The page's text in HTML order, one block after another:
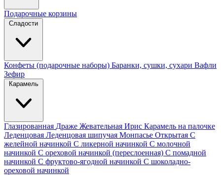
Подарочные корзины
Сладости
Конфеты (подарочные наборы) Баранки, сушки, сухари Вафли
Зефир
Карамель
Глазированная Драже Жевательная Ирис Карамель на палочке
Леденцовая Леденцовая шипучая Монпасье Открытая С
желейной начинкой С ликерной начинкой С молочной
начинкой С ореховой начинкой (переслоенная) С помадной
начинкой С фруктово-ягодной начинкой С шоколадно-
ореховой начинкой